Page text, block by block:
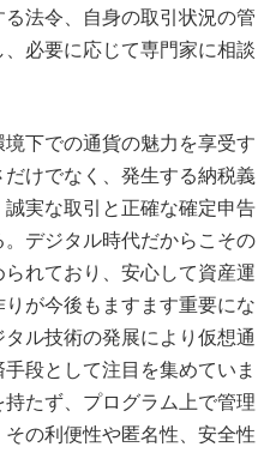
法令、自身の取引状況の管
必要に応じて専⾨家に相談
下での通貨の魅力を享受す
けでなく、発生する納税義
実な取引と正確な確定申告
デジタル時代だからこその
れており、安心して資産運
が今後もますます重要にな
ル技術の発展により仮想通
段として注目を集めていま
たず、プログラム上で管理
の利便性や匿名性、安全性